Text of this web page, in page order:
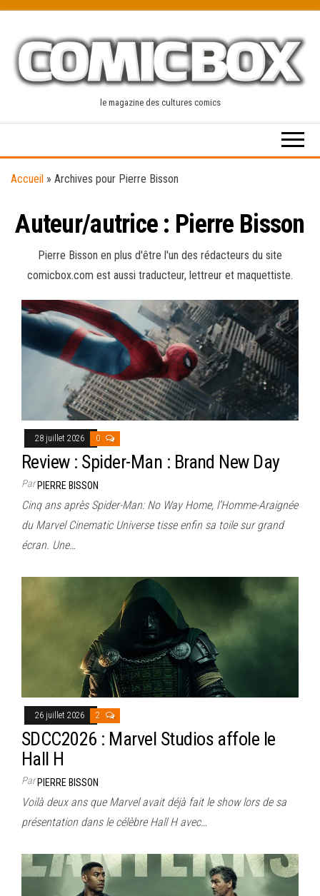
content
le magazine des cultures comics
Accueil » Archives pour Pierre Bisson
Auteur/autrice : Pierre Bisson
Pierre Bisson en plus d'être l'un des rédacteurs du site
comicbox.com est aussi traducteur, lettreur et maquettiste.
28 juillet 2026 0
Review : Spider-Man : Brand New Day
ParPIERRE BISSON
Cinq ans après Spider-Man: No Way Home, l’Homme-Araignée
du Marvel Cinematic Universe tisse enfin sa toile sur grand
écran. Une…
26 juillet 2026 2
SDCC2026 : Marvel Studios affole le
Hall H
ParPIERRE BISSON
Voilà deux ans que Marvel avait déjà fait le show lors de sa
présentation dans le célèbre Hall H avec…